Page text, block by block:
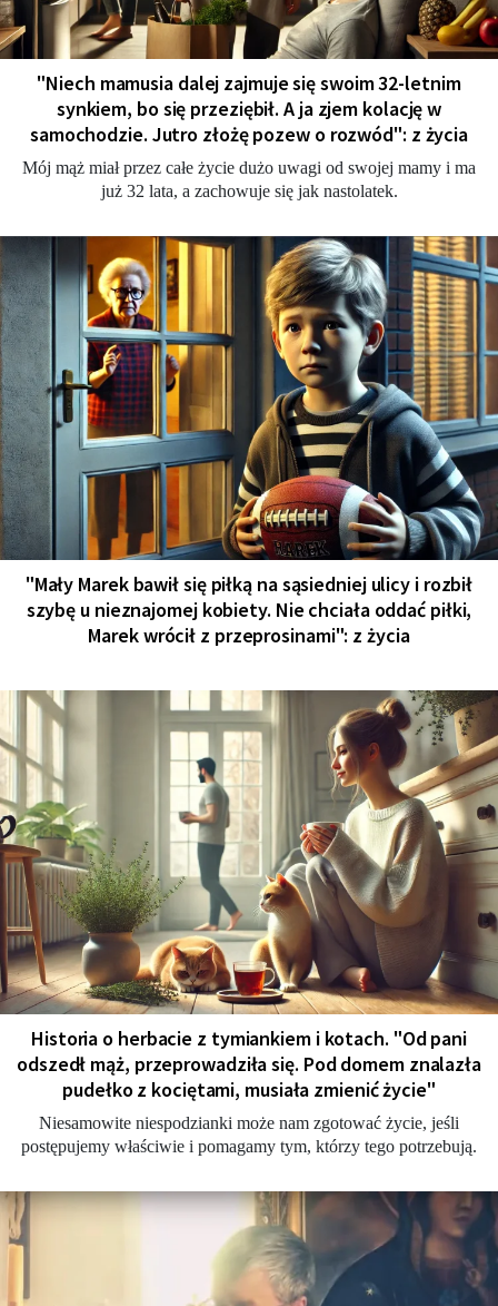
"Niech mamusia dalej zajmuje się swoim 32-letnim
synkiem, bo się przeziębił. A ja zjem kolację w
samochodzie. Jutro złożę pozew o rozwód": z życia
Mój mąż miał przez całe życie dużo uwagi od swojej mamy i ma
już 32 lata, a zachowuje się jak nastolatek.
"Mały Marek bawił się piłką na sąsiedniej ulicy i rozbił
szybę u nieznajomej kobiety. Nie chciała oddać piłki,
Marek wrócił z przeprosinami": z życia
Historia o herbacie z tymiankiem i kotach. "Od pani
odszedł mąż, przeprowadziła się. Pod domem znalazła
pudełko z kociętami, musiała zmienić życie"
Niesamowite niespodzianki może nam zgotować życie, jeśli
postępujemy właściwie i pomagamy tym, którzy tego potrzebują.